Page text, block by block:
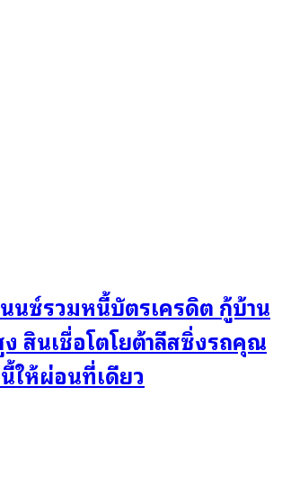
นซ์รวมหนี้บัตรเครดิต กู้บ้าน
ง สินเชื่อโตโยต้าลีสซิ่งรถคุณ
ให้ผ่อนที่เดียว